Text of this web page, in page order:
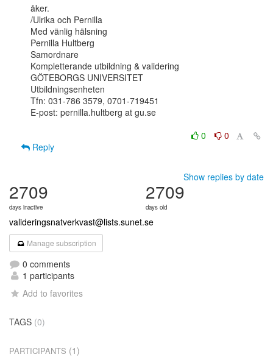
åker.
/Ulrika och Pernilla
Med vänlig hälsning
Pernilla Hultberg
Samordnare
Kompletterande utbildning & validering
GÖTEBORGS UNIVERSITET
Utbildningsenheten
Tfn: 031-786 3579, 0701-719451
E-post: pernilla.hultberg at gu.se
0
0
Reply
Show replies by date
2709
days inactive
2709
days old
valideringsnatverkvast@lists.sunet.se
Manage subscription
0 comments
1 participants
Add to favorites
TAGS (0)
PARTICIPANTS (1)